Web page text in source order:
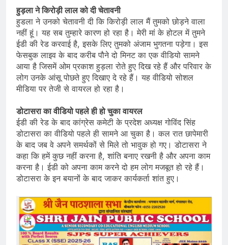
हुड़ला ने किरोड़ी लाल को दी चेतावनी
हुडला ने उनको चेतावनी दी कि किरोड़ी लाल मैं तुमको छोड़ने वाला
नहीं हूं। यह सब तुम्हारे कारण हो रहा है। मेरी मां के होटल में तुमने
ईडी की रेड करवाई है, इसके लिए तुमको अंजाम भुगतना पड़ेगा। इस
फेसबुक लाइव के बाद करीब पौने दो मिनट का एक वीडियो सामने
आया है जिसमें ओम प्रकाश हुड़ला रोते हुए दिख रहे हैं और परिवार के
लोग उनके आंसू पोछते हुए दिखाए दे रहे हैं। यह वीडियो सोशल
मीडिया पर तेजी से वायरल हो रहा है।
डोटासरा का वीडियो पहले ही हो चुका वायरल
ईडी की रेड के बाद कांग्रेस कमेटी के प्रदेश अध्यक्ष गोविंद सिंह
डोटासरा का वीडियो पहले ही सामने आ चुका है। कल रात छापेमारी
के बाद जब वे अपने समर्थकों से मिले तो भावुक हो गए। डोटासरा ने
कहा कि हमें कुछ नहीं करना है, शांति बनाए रखनी है और अपना काम
करना है। ईडी को अपना काम करने दो हम लोग मजबूत हो रहे हैं।
डोटासरा के इन बयानों के बाद जाकर कार्यकर्ता शांत हुए।